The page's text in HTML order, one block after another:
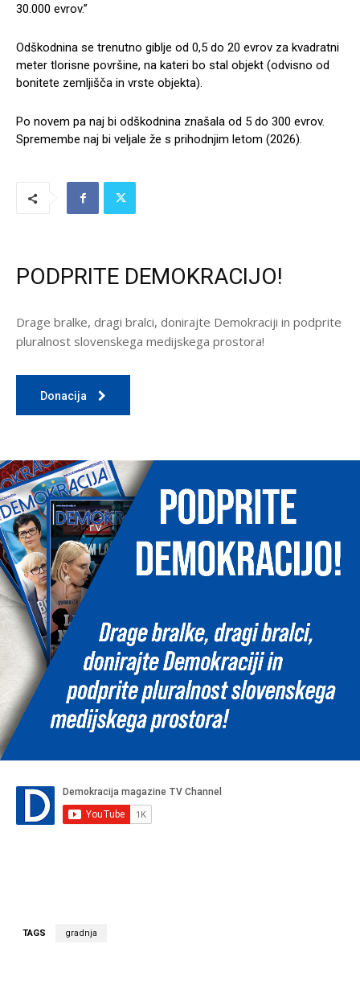
30.000 evrov.”
Odškodnina se trenutno giblje od 0,5 do 20 evrov za kvadratni
meter tlorisne površine, na kateri bo stal objekt (odvisno od
bonitete zemljišča in vrste objekta).
Po novem pa naj bi odškodnina znašala od 5 do 300 evrov.
Spremembe naj bi veljale že s prihodnjim letom (2026).
PODPRITE DEMOKRACIJO!
Drage bralke, dragi bralci, donirajte Demokraciji in podprite
pluralnost slovenskega medijskega prostora!
Donacija
TAGS gradnja